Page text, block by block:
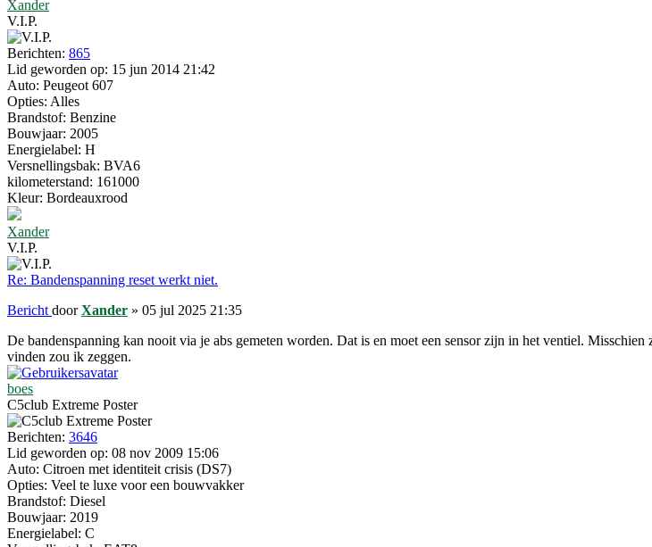
Xander
V.I.P.
Berichten: 865
Lid geworden op: 15 jun 2014 21:42
Auto: Peugeot 607
Opties: Alles
Brandstof: Benzine
Bouwjaar: 2005
Energielabel: H
Versnellingsbak: BVA6
kilometerstand: 161000
Kleur: Bordeauxrood
Xander
V.I.P.
Re: Bandenspanning reset werkt niet.
Bericht doorXander » 05 jul 2025 21:35
De bandenspanning kan nooit via je abs gemeten worden. Dat is en moet een sensor zijn in het ventiel.
vinden zou ik zeggen.
boes
C5club Extreme Poster
Berichten: 3646
Lid geworden op: 08 nov 2009 15:06
Auto: Citroen met identiteit crisis (DS7)
Opties: Veel te luxe voor een bouwvakker
Brandstof: Diesel
Bouwjaar: 2019
Energielabel: C